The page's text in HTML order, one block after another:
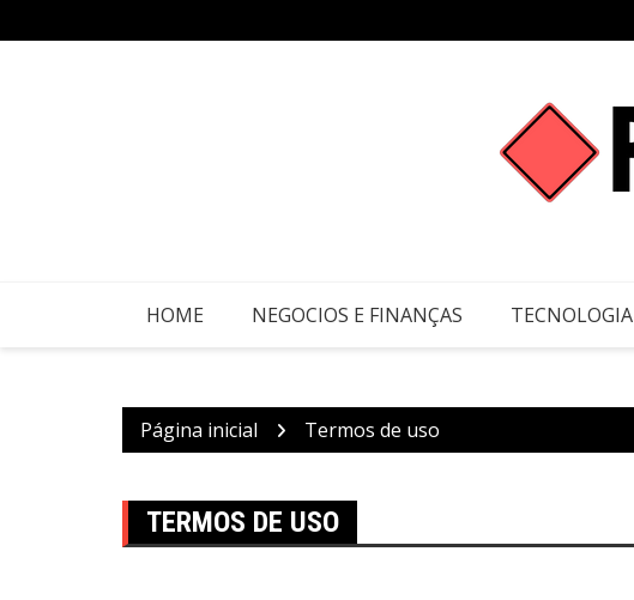
para
HOME NEGOCIOS E FINANÇAS TECNOLOGIA
Página inicial Termos de uso
TERMOS DE USO